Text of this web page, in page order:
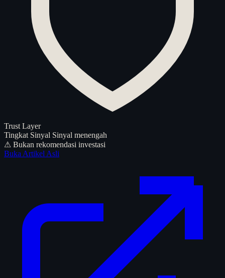
Trust Layer
Tingkat Sinyal Sinyal menengah
⚠ Bukan rekomendasi investasi
Buka Artikel Asli